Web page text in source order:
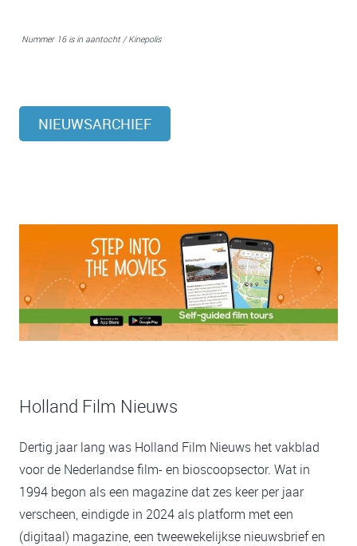
Nummer 16 is in aantocht / Kinepolis
NIEUWSARCHIEF
Holland Film Nieuws
Dertig jaar lang was Holland Film Nieuws het vakblad
voor de Nederlandse film- en bioscoopsector. Wat in
1994 begon als een magazine dat zes keer per jaar
verscheen, eindigde in 2024 als platform met een
(digitaal) magazine, een tweewekelijkse nieuwsbrief en